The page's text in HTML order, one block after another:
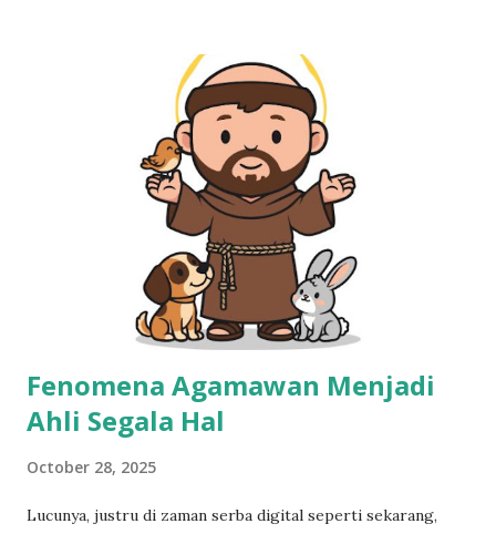
awalnya cuma punya ribuan pengusaha sound system,
sekarang fenomenanya menjalar seperti api — menembus
sekat kota, menembus kritik, bahkan fatwa. Bisnis Sound
Horeg Tumbuh Gila-Gilaan Bayangkan saja — di Malang dan
sekitarnya, ada lebih dari 13.000 pengusaha sound system,
dan 500 di antaranya bisa membuat karnaval besar tiap
bulan. Dalam satu bulan, mereka bisa dapat 20 orderan,
dengan tarif 20 sampai 50 juta rupiah per event. Jadi kalau
ada yang bilang, orang Jawa suka sound, jangan t...
Fenomena Agamawan Menjadi
Ahli Segala Hal
October 28, 2025
Lucunya, justru di zaman serba digital seperti sekarang,